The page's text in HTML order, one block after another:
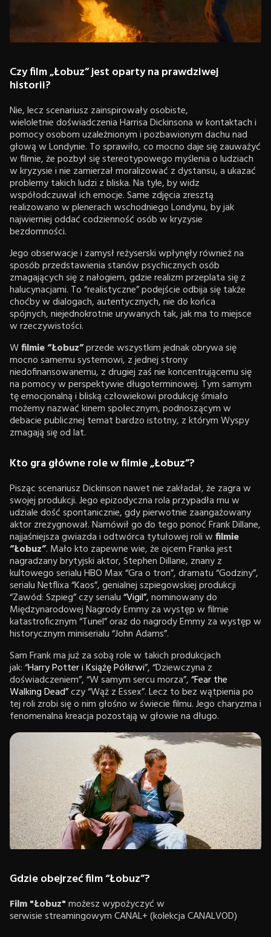
Czy film „Łobuz” jest oparty na prawdziwej
historii?
Nie, lecz scenariusz zainspirowały osobiste,
wieloletnie doświadczenia Harrisa Dickinsona w kontaktach i
pomocy osobom uzależnionym i pozbawionym dachu nad
głową w Londynie. To sprawiło, co mocno daje się zauważyć
w filmie, że pozbył się stereotypowego myślenia o ludziach
w kryzysie i nie zamierzał moralizować z dystansu, a ukazać
problemy takich ludzi z bliska. Na tyle, by widz
współodczuwał ich emocje. Same zdjęcia zresztą
realizowano w plenerach wschodniego Londynu, by jak
najwierniej oddać codzienność osób w kryzysie
bezdomności.
Jego obserwacje i zamysł reżyserski wpłynęły również na
sposób przedstawienia stanów psychicznych osób
zmagających się z nałogiem, gdzie realizm przeplata się z
halucynacjami. To “realistyczne” podejście odbija się także
choćby w dialogach, autentycznych, nie do końca
spójnych, niejednokrotnie urywanych tak, jak ma to miejsce
w rzeczywistości.
Wfilmie “Łobuz”przede wszystkim jednak obrywa się
mocno samemu systemowi, z jednej strony
niedofinansowanemu, z drugiej zaś nie koncentrującemu się
na pomocy w perspektywie długoterminowej. Tym samym
tę emocjonalną i bliską człowiekowi produkcję śmiało
możemy nazwać kinem społecznym, podnoszącym w
debacie publicznej temat bardzo istotny, z którym Wyspy
zmagają się od lat.
Kto gra główne role w filmie „Łobuz”?
Pisząc scenariusz Dickinson nawet nie zakładał, że zagra w
swojej produkcji. Jego epizodyczna rola przypadła mu w
udziale dość spontanicznie, gdy pierwotnie zaangażowany
aktor zrezygnował. Namówił go do tego ponoć Frank Dillane,
najjaśniejsza gwiazda i odtwórca tytułowej roli wfilmie
“Łobuz”. Mało kto zapewne wie, że ojcem Franka jest
nagradzany brytyjski aktor, Stephen Dillane, znany z
kultowego serialu HBO Max “Gra o tron”, dramatu “Godziny”,
serialu Netflixa “Kaos”, genialnej szpiegowskiej produkcji
“Zawód: Szpieg” czy serialu“Vigil”,nominowany do
Międzynarodowej Nagrody Emmy za występ w filmie
katastroficznym “Tunel” oraz do nagrody Emmy za występ w
historycznym miniserialu “John Adams”.
Sam Frank ma już za sobą role w takich produkcjach
jak: “Harry Potter i Książę Półkrwi”, “Dziewczyna z
doświadczeniem”, “W samym sercu morza”,“Fear the
Walking Dead”czy “Wąż z Essex”. Lecz to bez wątpienia po
tej roli zrobi się o nim głośno w świecie filmu. Jego charyzma i
fenomenalna kreacja pozostają w głowie na długo.
Gdzie obejrzeć film “Łobuz”?
Film "Łobuz"możesz wypożyczyć w
serwisie streamingowym CANAL+ (kolekcja CANALVOD)